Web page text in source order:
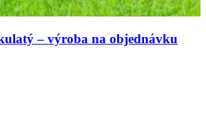
– výroba na objednávku